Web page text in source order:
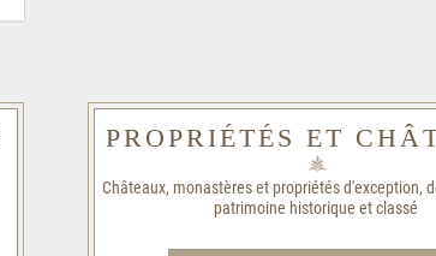
PROPRIÉTÉS ET
Châteaux, monastères et propriétés d'exception,
patrimoine historique et classé